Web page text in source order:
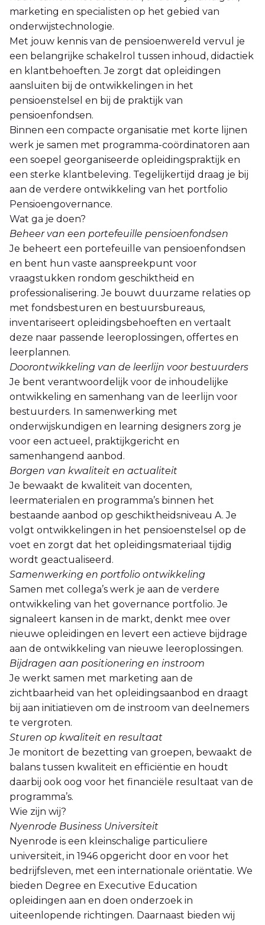
marketing en specialisten op het gebied van
onderwijstechnologie.
Met jouw kennis van de pensioenwereld vervul je
een belangrijke schakelrol tussen inhoud, didactiek
en klantbehoeften. Je zorgt dat opleidingen
aansluiten bij de ontwikkelingen in het
pensioenstelsel en bij de praktijk van
pensioenfondsen.
Binnen een compacte organisatie met korte lijnen
werk je samen met programma-coördinatoren aan
een soepel georganiseerde opleidingspraktijk en
een sterke klantbeleving. Tegelijkertijd draag je bij
aan de verdere ontwikkeling van het portfolio
Pensioengovernance.
Wat ga je doen?
Beheer van een portefeuille pensioenfondsen
Je beheert een portefeuille van pensioenfondsen
en bent hun vaste aanspreekpunt voor
vraagstukken rondom geschiktheid en
professionalisering. Je bouwt duurzame relaties op
met fondsbesturen en bestuursbureaus,
inventariseert opleidingsbehoeften en vertaalt
deze naar passende leeroplossingen, offertes en
leerplannen.
Doorontwikkeling van de leerlijn voor bestuurders
Je bent verantwoordelijk voor de inhoudelijke
ontwikkeling en samenhang van de leerlijn voor
bestuurders. In samenwerking met
onderwijskundigen en learning designers zorg je
voor een actueel, praktijkgericht en
samenhangend aanbod.
Borgen van kwaliteit en actualiteit
Je bewaakt de kwaliteit van docenten,
leermaterialen en programma’s binnen het
bestaande aanbod op geschiktheidsniveau A. Je
volgt ontwikkelingen in het pensioenstelsel op de
voet en zorgt dat het opleidingsmateriaal tijdig
wordt geactualiseerd.
Samenwerking en portfolio ontwikkeling
Samen met collega’s werk je aan de verdere
ontwikkeling van het governance portfolio. Je
signaleert kansen in de markt, denkt mee over
nieuwe opleidingen en levert een actieve bijdrage
aan de ontwikkeling van nieuwe leeroplossingen.
Bijdragen aan positionering en instroom
Je werkt samen met marketing aan de
zichtbaarheid van het opleidingsaanbod en draagt
bij aan initiatieven om de instroom van deelnemers
te vergroten.
Sturen op kwaliteit en resultaat
Je monitort de bezetting van groepen, bewaakt de
balans tussen kwaliteit en efficiëntie en houdt
daarbij ook oog voor het financiële resultaat van de
programma’s.
Wie zijn wij?
Nyenrode Business Universiteit
Nyenrode is een kleinschalige particuliere
universiteit, in 1946 opgericht door en voor het
bedrijfsleven, met een internationale oriëntatie. We
bieden Degree en Executive Education
opleidingen aan en doen onderzoek in
uiteenlopende richtingen. Daarnaast bieden wij